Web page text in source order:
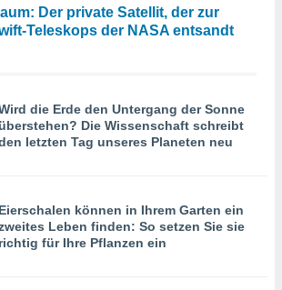
Der private Satellit, der zur
Teleskops der NASA entsandt
die Erde den Untergang der Sonne
Die Wissenschaft schreibt
letzten Tag unseres Planeten neu
Eierschalen können in Ihrem Garten ein
Leben finden: So setzen Sie sie
richtig für Ihre Pflanzen ein